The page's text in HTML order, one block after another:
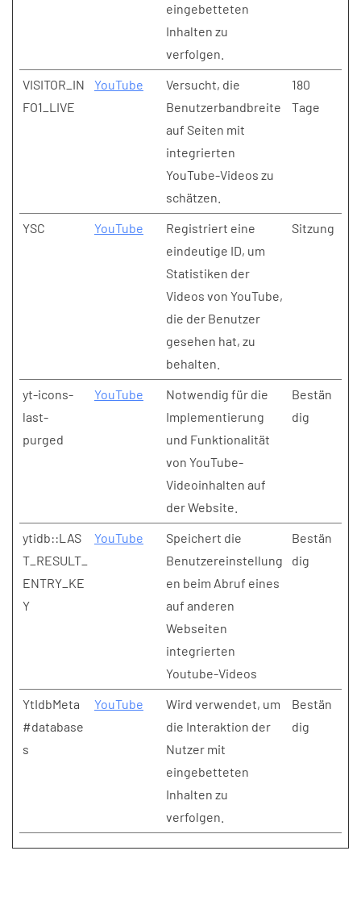
eingebetteten
Inhalten zu
verfolgen.
VISITOR_IN
FO1_LIVE
YouTube
Versucht, die
Benutzerbandbreite
auf Seiten mit
integrierten
YouTube-Videos zu
schätzen.
180
Tage
YSC YouTube
Registriert eine
eindeutige ID, um
Statistiken der
Videos von YouTube,
die der Benutzer
gesehen hat, zu
behalten.
Sitzung
yt-icons-
last-
purged
YouTube
Notwendig für die
Implementierung
und Funktionalität
von YouTube-
Videoinhalten auf
der Website.
Bestän
dig
ytidb::LAS
T_RESULT_
ENTRY_KE
Y
YouTube
Speichert die
Benutzereinstellung
en beim Abruf eines
auf anderen
Webseiten
integrierten
Youtube-Videos
Bestän
dig
YtIdbMeta
#database
s
YouTube
Wird verwendet, um
die Interaktion der
Nutzer mit
eingebetteten
Inhalten zu
verfolgen.
Bestän
dig